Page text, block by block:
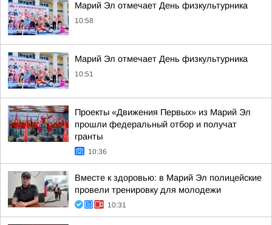
Марий Эл отмечает День физкультурника
10:58
Марий Эл отмечает День физкультурника
10:51
Проекты «Движения Первых» из Марий Эл
прошли федеральный отбор и получат
гранты
10:36
Вместе к здоровью: в Марий Эл полицейские
провели тренировку для молодежи
10:31